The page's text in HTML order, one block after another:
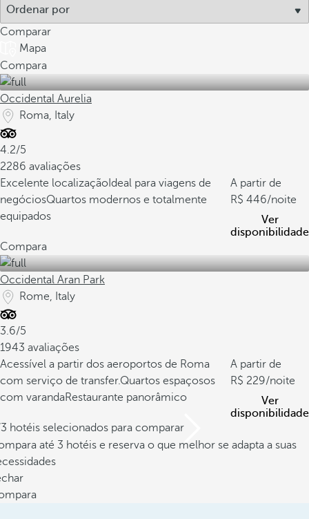
Comparar
Mapa
Compara
Occidental Aurelia
Roma, Italy
4.2/5
2286 avaliações
Excelente localização Ideal para viagens de
negóciosQuartos modernos e totalmente
equipados
A partir de
446/noite
Ver
disponibilidade
Compara
Occidental Aran Park
Rome, Italy
3.6/5
1943 avaliações
Acessível a partir dos aeroportos de Roma
com serviço de transfer.Quartos espaçosos
com varandaRestaurante panorâmico
A partir de
229/noite
Ver
disponibilidade
hotéis selecionados para comparar
até 3 hotéis e reserva o que melhor se adapta a suas